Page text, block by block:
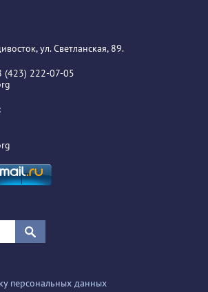
ул. Светланская, 89.
(423) 222-07-05
персональных данных